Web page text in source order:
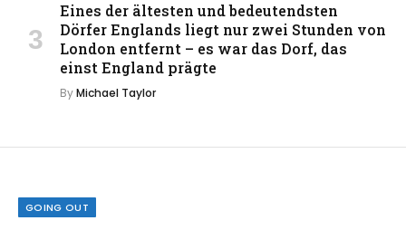
Eines der ältesten und bedeutendsten
Dörfer Englands liegt nur zwei Stunden von
London entfernt – es war das Dorf, das
einst England prägte
ByMichael Taylor
GOING OUT